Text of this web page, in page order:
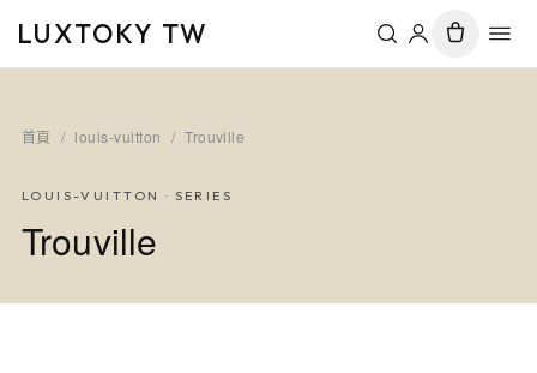
LUXTOKY TW
首頁 / louis-vuitton / Trouville
LOUIS-VUITTON · SERIES
Trouville